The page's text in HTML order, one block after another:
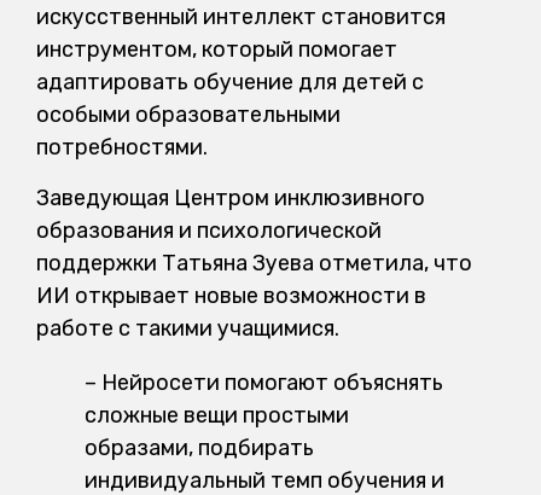
искусственный интеллект становится
инструментом, который помогает
адаптировать обучение для детей с
особыми образовательными
потребностями.
Заведующая Центром инклюзивного
образования и психологической
поддержки Татьяна Зуева отметила, что
ИИ открывает новые возможности в
работе с такими учащимися.
– Нейросети помогают объяснять
сложные вещи простыми
образами, подбирать
индивидуальный темп обучения и